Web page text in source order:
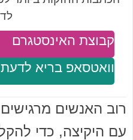
וואטסאפ בריא לדעת
קבוצת האינסטגרם
רוב האנשים
עם היקיצה, כדי